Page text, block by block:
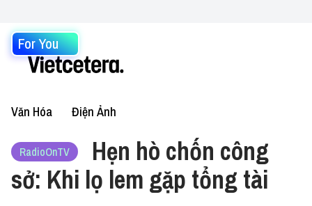
For You
Văn Hóa Điện Ảnh
RadioOnTV
Hẹn hò chốn công
sở: Khi lọ lem gặp tổng tài